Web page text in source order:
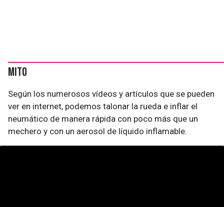
Mito
Según los numerosos vídeos y artículos que se pueden
ver en internet, podemos talonar la rueda e inflar el
neumático de manera rápida con poco más que un
mechero y con un aerosol de líquido inflamable.